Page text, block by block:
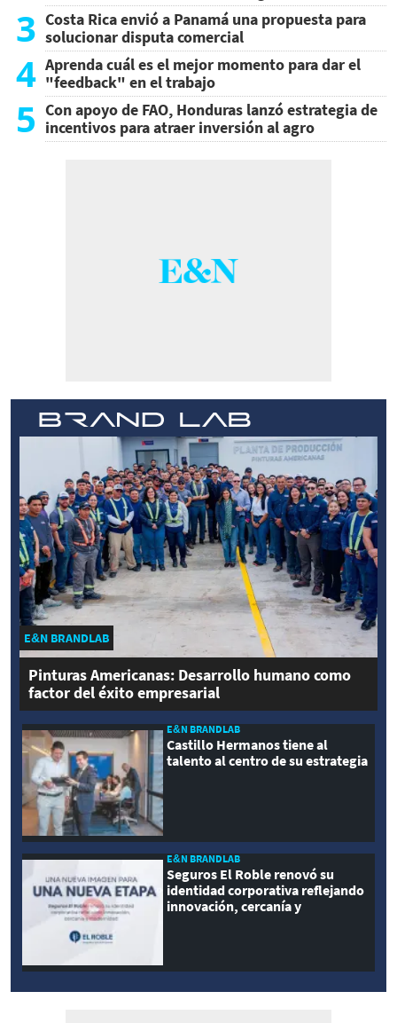
3 Costa Rica envió a Panamá una propuesta para
solucionar disputa comercial
4 Aprenda cuál es el mejor momento para dar el
"feedback" en el trabajo
5 Con apoyo de FAO, Honduras lanzó estrategia de
incentivos para atraer inversión al agro
E&N BRANDLAB
Pinturas Americanas: Desarrollo humano como
factor del éxito empresarial
E&N BRANDLAB
Castillo Hermanos tiene al
talento al centro de su estrategia
E&N BRANDLAB
Seguros El Roble renovó su
identidad corporativa reflejando
innovación, cercanía y